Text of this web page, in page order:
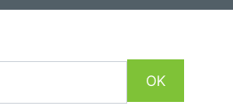
OK